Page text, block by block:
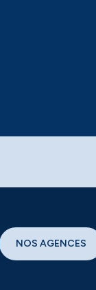
NOS AGENCES